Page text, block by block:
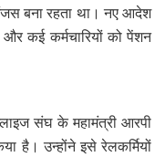
बना रहता था। नए आदेश
कई कर्मचारियों को पेंशन
संघ के महामंत्री आरपी
है। उन्होंने इसे रेलकर्मियों